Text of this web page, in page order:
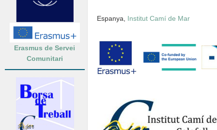
Erasmus de Servei
Comunitari
Espanya, Institut Camí de Mar